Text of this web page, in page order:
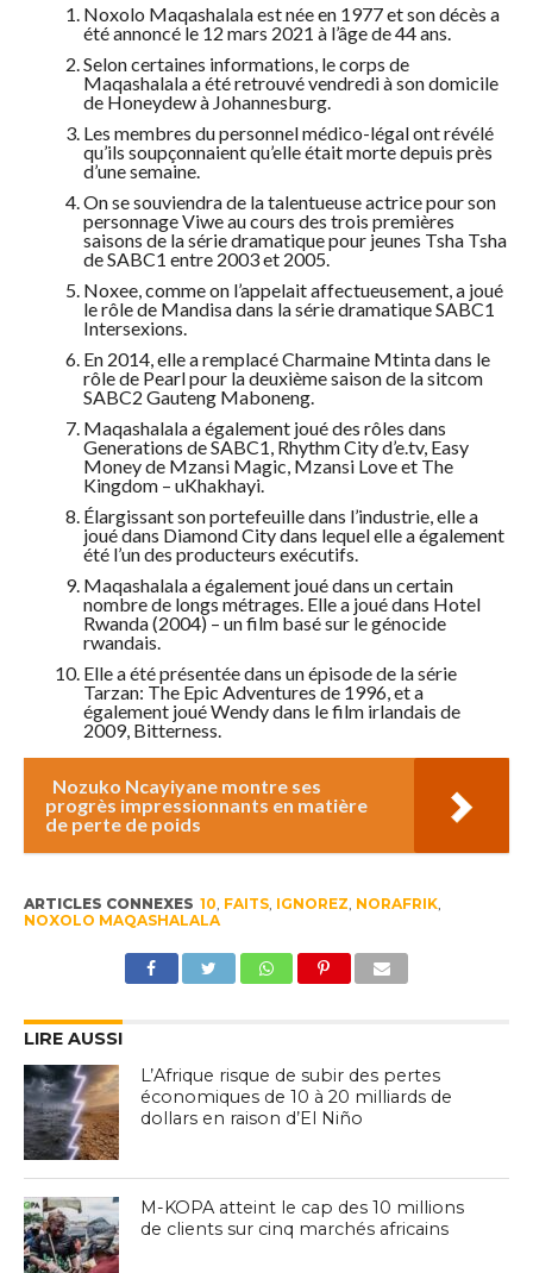
Noxolo Maqashalala est née en 1977 et son décès a
été annoncé le 12 mars 2021 à l’âge de 44 ans.
Selon certaines informations, le corps de
Maqashalala a été retrouvé vendredi à son domicile
de Honeydew à Johannesburg.
Les membres du personnel médico-légal ont révélé
qu’ils soupçonnaient qu’elle était morte depuis près
d’une semaine.
On se souviendra de la talentueuse actrice pour son
personnage Viwe au cours des trois premières
saisons de la série dramatique pour jeunes Tsha Tsha
de SABC1 entre 2003 et 2005.
Noxee, comme on l’appelait affectueusement, a joué
le rôle de Mandisa dans la série dramatique SABC1
Intersexions.
En 2014, elle a remplacé Charmaine Mtinta dans le
rôle de Pearl pour la deuxième saison de la sitcom
SABC2 Gauteng Maboneng.
Maqashalala a également joué des rôles dans
Generations de SABC1, Rhythm City d’e.tv, Easy
Money de Mzansi Magic, Mzansi Love et The
Kingdom – uKhakhayi.
Élargissant son portefeuille dans l’industrie, elle a
joué dans Diamond City dans lequel elle a également
été l’un des producteurs exécutifs.
Maqashalala a également joué dans un certain
nombre de longs métrages. Elle a joué dans Hotel
Rwanda (2004) – un film basé sur le génocide
rwandais.
Elle a été présentée dans un épisode de la série
Tarzan: The Epic Adventures de 1996, et a
également joué Wendy dans le film irlandais de
2009, Bitterness.
Nozuko Ncayiyane montre ses
progrès impressionnants en matière
de perte de poids
ARTICLES CONNEXES 10 FAITS, IGNOREZ NORAFRIK,
NOXOLO MAQASHALALA
LIRE AUSSI
L’Afrique risque de subir des pertes
économiques de 10 à 20 milliards de
dollars en raison d’El Niño
M-KOPA atteint le cap des 10 millions
de clients sur cinq marchés africains